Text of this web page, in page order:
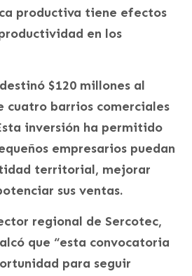
productiva tiene efectos
en los
$120 millones al
barrios comerciales
inversión ha permitido
empresarios puedan
territorial, mejorar
sus ventas.
regional de Sercotec,
que “esta convocatoria
para seguir